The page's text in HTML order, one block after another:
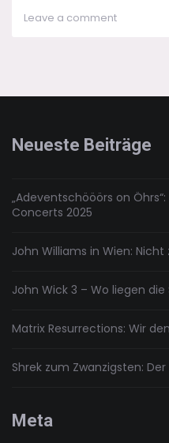
Leave a commenton
Neueste Beiträge
„Adeventschööörs on
Concerts 2025
John Williams in Wien:
John Wick 3 – Wo liegen
Matrix Resurrections: Wir
Shrek zum Zwanzigsten:
Meta